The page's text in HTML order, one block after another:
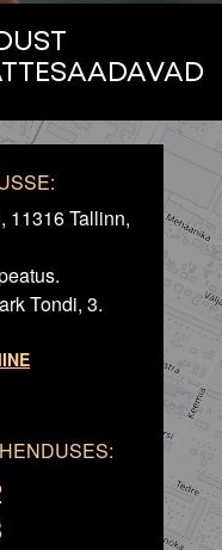
11316 Tallinn,
Tondi, 3.